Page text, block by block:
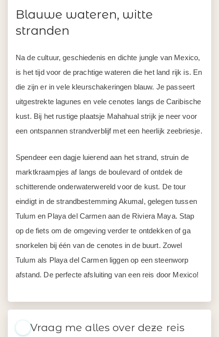
Blauwe wateren, witte
stranden
Na de cultuur, geschiedenis en dichte jungle van Mexico,
is het tijd voor de prachtige wateren die het land rijk is. En
die zijn er in vele kleurschakeringen blauw. Je passeert
uitgestrekte lagunes en vele cenotes langs de Caribische
kust. Bij het rustige plaatsje Mahahual strijk je neer voor
een ontspannen strandverblijf met een heerlijk zeebriesje.
Spendeer een dagje luierend aan het strand, struin de
marktkraampjes af langs de boulevard of ontdek de
schitterende onderwaterwereld voor de kust. De tour
eindigt in de strandbestemming Akumal, gelegen tussen
Tulum en Playa del Carmen aan de Riviera Maya. Stap
op de fiets om de omgeving verder te ontdekken of ga
snorkelen bij één van de cenotes in de buurt. Zowel
Tulum als Playa del Carmen liggen op een steenworp
afstand. De perfecte afsluiting van een reis door Mexico!
Vraag me alles over deze reis